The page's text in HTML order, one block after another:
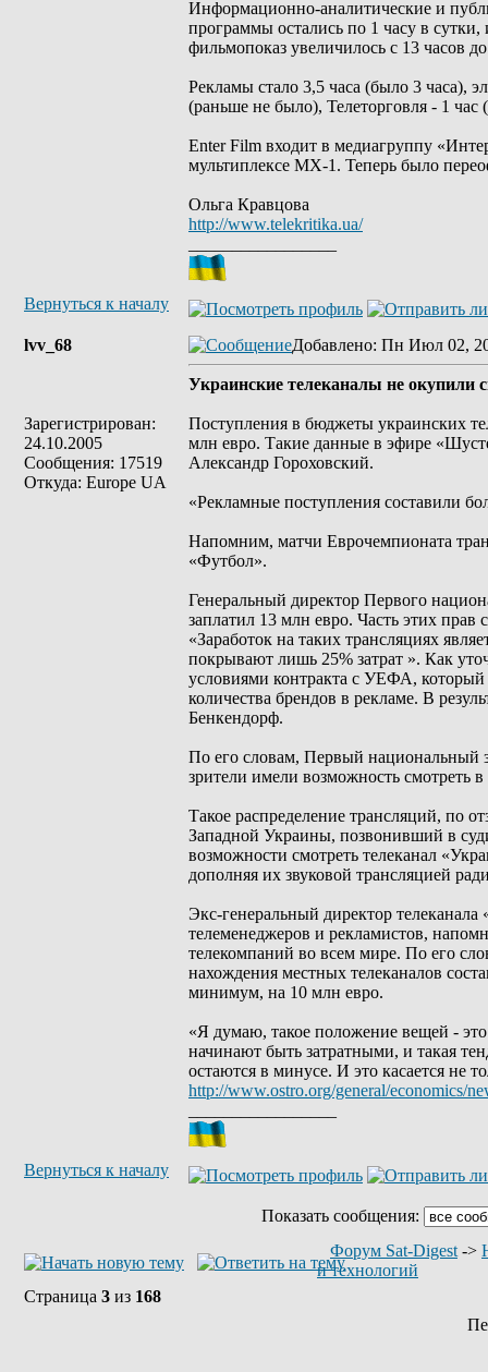
Информационно-аналитические и
программы остались по 1 часу в
фильмопоказ увеличилось с 13 часов
Рекламы стало 3,5 часа (было 3 часа),
(раньше не было), Телеторговля - 1 час
Enter Film входит в медиагруппу
мультиплексе МХ-1. Теперь было
Ольга Кравцова
http://www.telekritika.ua/
Вернуться к началу
lvv_68
Зарегистрирован:
24.10.2005
Сообщения: 17519
Откуда: Europe UA
Добавлено: Пн Июл 02,
Украинские телеканалы не окупили
Поступления в бюджеты украинских
млн евро. Такие данные в эфире
Александр Гороховский.
«Рекламные поступления составили
Напомним, матчи Еврочемпионата
«Футбол».
Генеральный директор Первого
заплатил 13 млн евро. Часть этих
«Заработок на таких трансляциях
покрывают лишь 25% затрат ». Как
условиями контракта с УЕФА,
количества брендов в рекламе. В
Бенкендорф.
По его словам, Первый национальный
зрители имели возможность смотреть
Такое распределение трансляций, по
Западной Украины, позвонивший в
возможности смотреть телеканал
дополняя их звуковой трансляцией
Экс-генеральный директор
телеменеджеров и рекламистов,
телекомпаний во всем мире. По его
нахождения местных телеканалов
минимум, на 10 млн евро.
«Я думаю, такое положение вещей -
начинают быть затратными, и такая
остаются в минусе. И это касается не
http://www.ostro.org/general/economics/
Вернуться к началу
Показать сообщения:
Форум Sat-Digest ->
и технологий
Страница 3 из 168